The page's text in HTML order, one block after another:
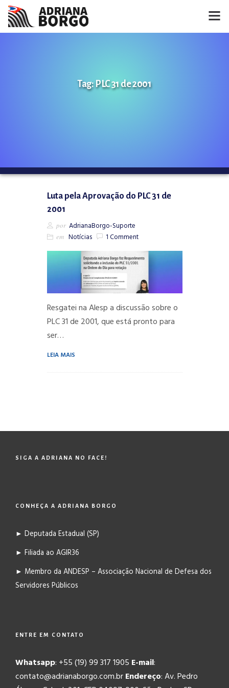
Tag: PLC 31 de 2001
Luta pela Aprovação do PLC 31 de
2001
por AdrianaBorgo-Suporte
em Notícias 1 Comment
Resgatei na Alesp a discussão sobre o
PLC 31 de 2001, que está pronto para
ser…
LEIA MAIS
SIGA A ADRIANA NO FACE!
CONHEÇA A ADRIANA BORGO
► Deputada Estadual (SP)
► Filiada ao AGIR36
► Membro da ANDESP – Associação Nacional de Defesa dos
Servidores Públicos
ENTRE EM CONTATO
Whatsapp: +55 (19) 99 317 1905 E-mail:
contato@adrianaborgo.com.brEndereço: Av. Pedro